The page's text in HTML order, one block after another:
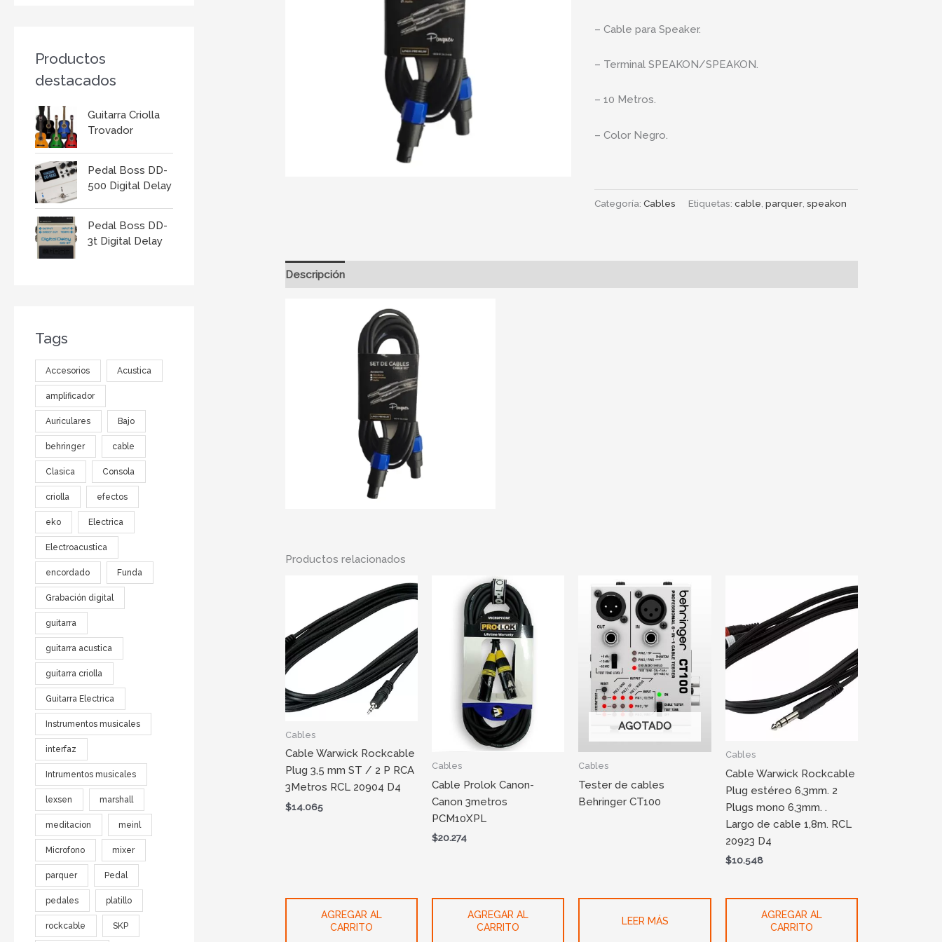
Productos
destacados
Guitarra Criolla
Trovador
Pedal Boss DD-
500 Digital Delay
Pedal Boss DD-
3t Digital Delay
Tags
Accesorios Acustica
amplificador
Auriculares Bajo
behringer cable
Clasica Consola
criolla efectos
eko Electrica
Electroacustica
encordado Funda
Grabación digital
guitarra
guitarra acustica
guitarra criolla
Guitarra Electrica
Instrumentos musicales
interfaz
Intrumentos musicales
lexsen marshall
meditacion meinl
Microfono mixer
parquer Pedal
pedales platillo
rockcable SKP
– Cable para Speaker.
– Terminal SPEAKON/SPEAKON.
– 10 Metros.
– Color Negro.
Categoría:Cables Etiquetas:cable ,parquer ,speakon
Descripción
Productos relacionados
Cables
Cable Warwick Rockcable
Plug 3,5 mm ST / 2 P RCA
3Metros RCL 20904 D4
$14.065
AGREGAR AL
CARRITO
Cables
Cable Prolok Canon-
Canon 3metros
PCM10XPL
$20.274
AGREGAR AL
CARRITO
AGOTADO
Cables
Tester de cables
Behringer CT100
LEER MÁS
Cables
Cable Warwick Rockcable
Plug estéreo 6,3mm. 2
Plugs mono 6,3mm. .
Largo de cable 1,8m. RCL
20923 D4
$10.548
AGREGAR AL
CARRITO